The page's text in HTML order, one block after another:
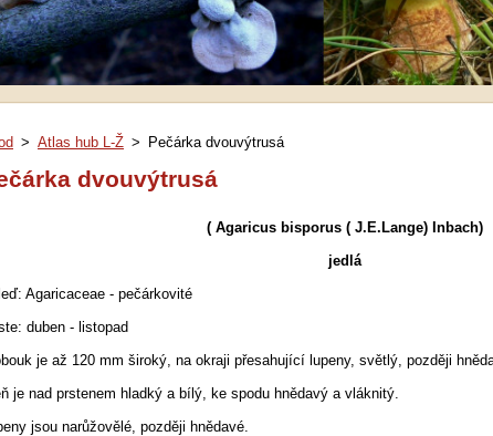
> Atlas hub L-Ž > Pečárka dvouvýtrusá
dvouvýtrusá
( Agaricus bisporus ( J.E.Lange) Inbach)
jedlá
Agaricaceae - pečárkovité
duben - listopad
je až 120 mm široký, na okraji přesahující lupeny, světlý, později
je nad prstenem hladký a bílý, ke spodu hnědavý a vláknitý.
jsou narůžovělé, později hnědavé.